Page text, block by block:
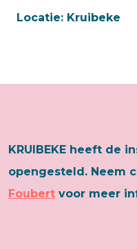
Locatie: Kruibeke
KRUIBEKE heeft de
opengesteld. Neem
Foubert voor meer